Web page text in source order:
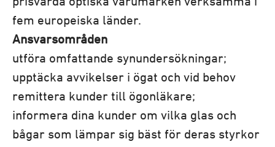
fem europeiska länder.
Ansvarsområden
utföra omfattande synundersökningar;
upptäcka avvikelser i ögat och vid behov
remittera kunder till ögonläkare;
informera dina kunder om vilka glas och
bågar som lämpar sig bäst för deras styrkor